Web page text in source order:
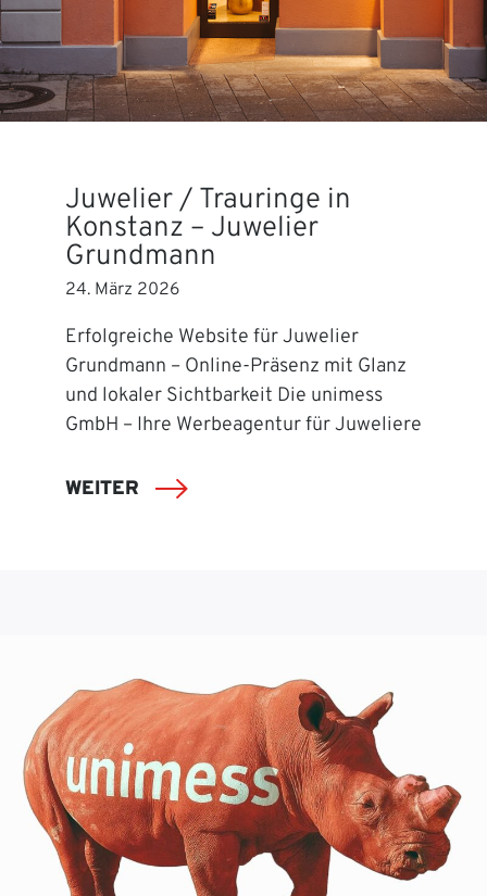
Juwelier / Trauringe in
Konstanz – Juwelier
Grundmann
24. März 2026
Erfolgreiche Website für Juwelier
Grundmann – Online-Präsenz mit Glanz
und lokaler Sichtbarkeit Die unimess
GmbH – Ihre Werbeagentur für Juweliere
WEITER